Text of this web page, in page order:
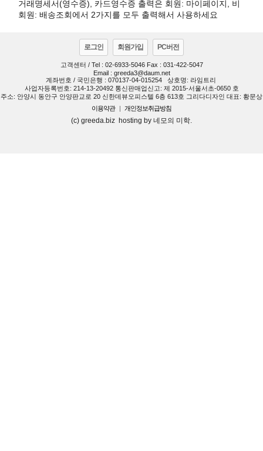
거래명세서(영수증), 카드영수증 출력은 회원: 마이페이지, 비
회원: 배송조회에서 2가지를 모두 출력해서 사용하세요
로그인 회원가입 PC버전
고객센터 / Tel : 02-6933-5046 Fax : 031-422-5047
Email : greeda3@daum.net
계좌번호 / 국민은행 : 070137-04-015254
상호명: 라임트리
사업자등록번호: 214-13-20492 통신판매업신고: 제 2015-서울서초-0650 호
주소: 안양시 동안구 안양판교로 20 신한데뷰오피스텔 6층 613호 그리다디자인 대표: 황문상
이용약관
| 개인정보취급방침
(c) greeda.biz hosting by 네모의 미학.